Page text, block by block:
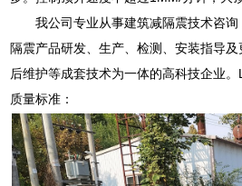
我公司专业从事建筑减隔震技术咨
隔震产品研发、生产、检测、安装指导
后维护等成套技术为一体的高科技企业
质量标准：